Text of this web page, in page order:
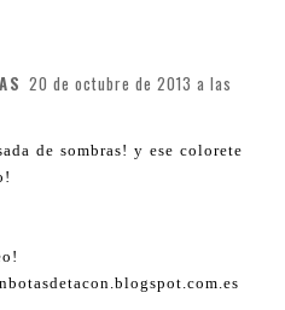
20 de octubre de 2013 a las
de sombras! y ese colorete